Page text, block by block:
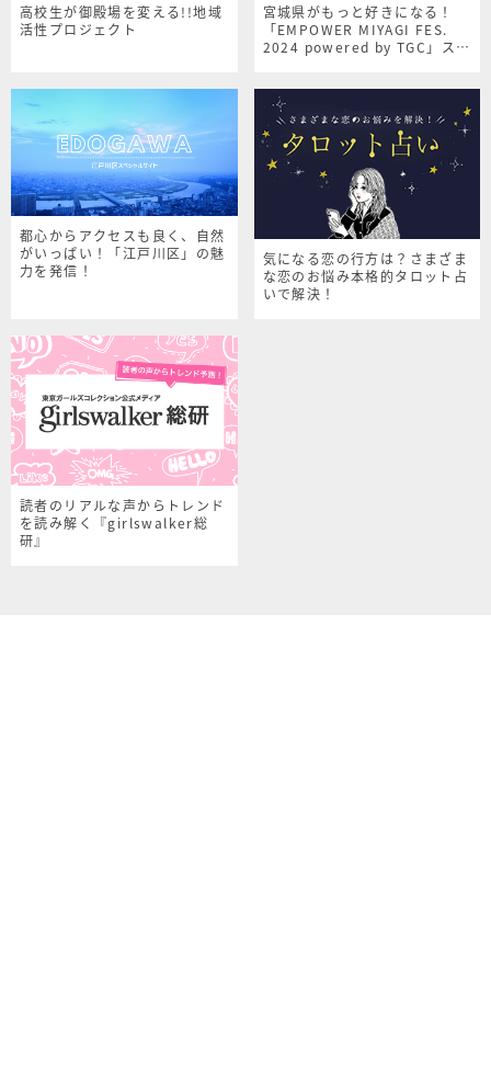
高校生が御殿場を変える!!地域
活性プロジェクト
宮城県がもっと好きになる！
「EMPOWER MIYAGI FES.
2024 powered by TGC」スペ
都心からアクセスも良く、自然
がいっぱい！「江戸川区」の魅
力を発信！
気になる恋の行方は？さまざま
な恋のお悩み本格的タロット占
いで解決！
読者のリアルな声からトレンド
を読み解く『girlswalker総
研』